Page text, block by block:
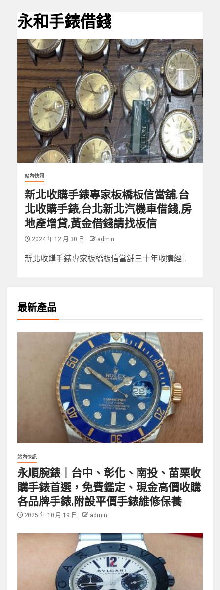
永和手錶借錢
站內快訊
新北收購手錶專家板橋板信當舖,台
北收購手錶,台北新北汽機車借錢,房
地產增貸,黃金借錢請找板信
2024 年 12 月 30 日 admin
新北收購手錶專家板橋板信當舖三十年收購經...
最新產品
站內快訊
永順腕錶｜台中、彰化、南投、苗栗收
購手錶首選，免費鑑定、現金高價收購
各品牌手錶,附設平價手錶維修保養
2025 年 10 月 19 日 admin